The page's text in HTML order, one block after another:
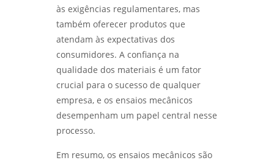
LABORATÓRIO METALÚRGICO: COMO
GARANTIR A QUALIDADE E SEGURANÇA DOS
SEUS MATERIAIS - LABMETAL
LABORATÓRIO DE METALOGRAFIA: COMO
ANALISAR E COMPREENDER ESTRUTURAS
METÁLICAS COM PRECISÃO - LABMETAL
LABORATÓRIO METALOGRÁFICO: COMO
ESCOLHER O IDEAL PARA SUAS ANÁLISES E
às exigências regulamentares, mas
também oferecer produtos que
atendam às expectativas dos
consumidores. A confiança na
qualidade dos materiais é um fator
crucial para o sucesso de qualquer
empresa, e os ensaios mecânicos
desempenham um papel central nesse
processo.
Em resumo, os ensaios mecânicos são